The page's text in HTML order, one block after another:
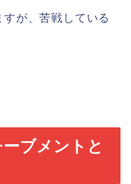
が、苦戦している
ブメントと